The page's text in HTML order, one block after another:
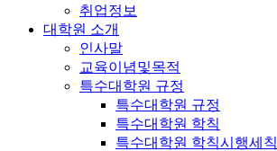
취업정보
대학원 소개
인사말
교육이념및목적
특수대학원 규정
특수대학원 규정
특수대학원 학칙
특수대학원 학칙시행세칙